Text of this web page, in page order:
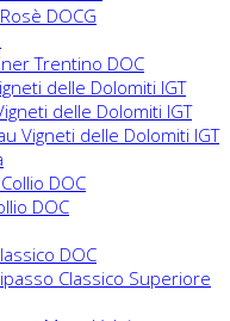
DOCG
Trentino DOC
delle Dolomiti IGT
delle Dolomiti IGT
Vigneti delle Dolomiti IGT
DOC
DOC
DOC
Classico Superiore